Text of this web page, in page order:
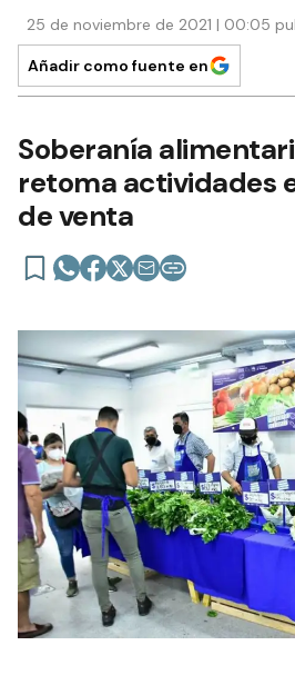
25 de noviembre de 2021 | 00:05
Añadir como fuente en
Soberanía
retoma actividades
de venta